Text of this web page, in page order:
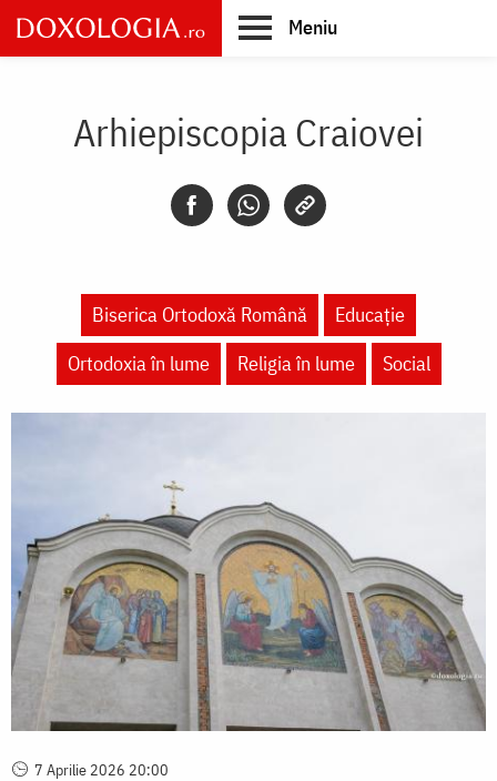
Skip
to
main
Meniu
Arhiepiscopia Craiovei
Biserica Ortodoxă Română
Educaţie
Ortodoxia în lume
Religia în lume Social
7 Aprilie 2026 20:00